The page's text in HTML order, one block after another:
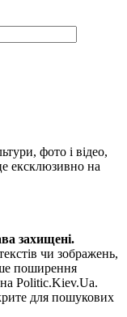
фото і відео,
ексклюзивно на
захищені.
чи зображень,
поширення
Politic.Kiev.Ua.
для пошукових